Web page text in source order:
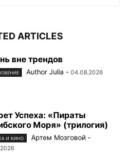
ARTICLES
вне трендов
Author Julia - 04.08.2026
Успеха: «Пираты
Моря» (трилогия)
И КИНО Артем Мозговой -